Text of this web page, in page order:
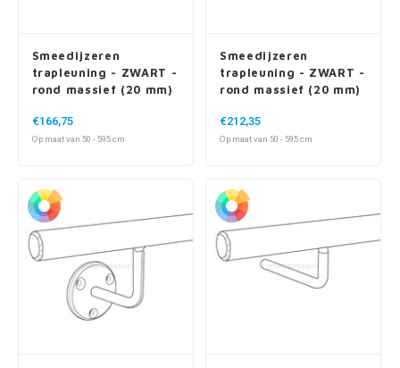
Smeedijzeren
trapleuning - ZWART -
rond massief (20 mm)
dragers
€166,75
Op maat van 50 - 595 cm
Smeedijzeren
trapleuning - ZWART -
rond massief (20 mm)
dragers - met rozet
€212,35
Op maat van 50 - 595 cm